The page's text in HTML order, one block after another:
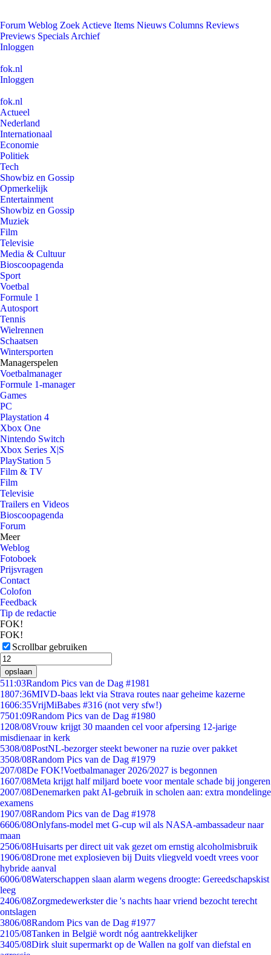
Forum Weblog Zoek Actieve Items Nieuws Columns Reviews
Previews Specials Archief
Inloggen
fok.nl
Inloggen
fok.nl
Actueel
Nederland
Internationaal
Economie
Politiek
Tech
Showbiz en Gossip
Opmerkelijk
Entertainment
Showbiz en Gossip
Muziek
Film
Televisie
Media & Cultuur
Bioscoopagenda
Sport
Voetbal
Formule 1
Autosport
Tennis
Wielrennen
Schaatsen
Wintersporten
Managerspelen
Voetbalmanager
Formule 1-manager
Games
PC
Playstation 4
Xbox One
Nintendo Switch
Xbox Series X|S
PlayStation 5
Film & TV
Film
Televisie
Trailers en Videos
Bioscoopagenda
Forum
Meer
Weblog
Fotoboek
Prijsvragen
Contact
Colofon
Feedback
Tip de redactie
FOK!
FOK!
Scrollbar gebruiken
opslaan
511:03Random Pics van de Dag #1981
1807:36MIVD-baas lekt via Strava routes naar geheime kazerne
1606:35VrijMiBabes #316 (not very sfw!)
7501:09Random Pics van de Dag #1980
1208/08Vrouw krijgt 30 maanden cel voor afpersing 12-jarige
misdienaar in kerk
5308/08PostNL-bezorger steekt bewoner na ruzie over pakket
3508/08Random Pics van de Dag #1979
207/08De FOK!Voetbalmanager 2026/2027 is begonnen
1607/08Meta krijgt half miljard boete voor mentale schade bij jongeren
2007/08Denemarken pakt AI-gebruik in scholen aan: extra mondelinge
examens
1907/08Random Pics van de Dag #1978
6606/08Onlyfans-model met G-cup wil als NASA-ambassadeur naar
maan
2506/08Huisarts per direct uit vak gezet om ernstig alcoholmisbruik
1906/08Drone met explosieven bij Duits vliegveld voedt vrees voor
hybride aanval
6006/08Waterschappen slaan alarm wegens droogte: Gereedschapskist
leeg
2406/08Zorgmedewerkster die 's nachts haar vriend bezocht terecht
ontslagen
3806/08Random Pics van de Dag #1977
2105/08Tanken in België wordt nóg aantrekkelijker
3405/08Dirk sluit supermarkt op de Wallen na golf van diefstal en